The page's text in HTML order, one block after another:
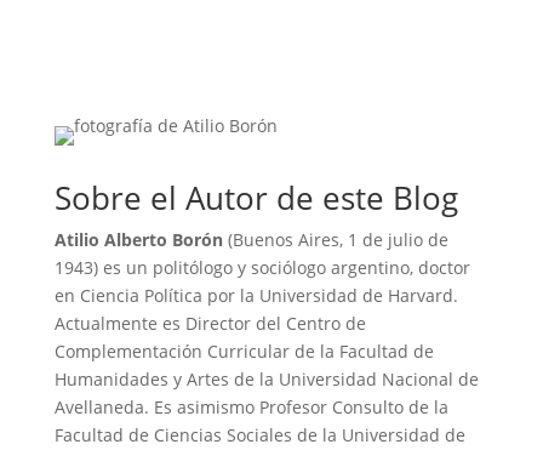
Sobre el Autor de este Blog
Atilio Alberto Borón(Buenos Aires, 1 de julio de
1943) es un politólogo y sociólogo argentino, doctor
en Ciencia Política por la Universidad de Harvard.
Actualmente es Director del Centro de
Complementación Curricular de la Facultad de
Humanidades y Artes de la Universidad Nacional de
Avellaneda. Es asimismo Profesor Consulto de la
Facultad de Ciencias Sociales de la Universidad de